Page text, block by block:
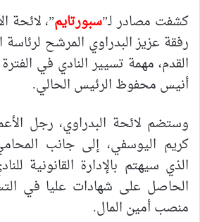
كشفت مصادر لـ”سبورتايم”، لائحة
رفقة عزيز البدراوي المرشح لرئاسة
القدم، مهمة تسيير النادي في
أنيس محفوظ الرئيس الحالي.
وستضم لائحة البدراوي، رجل
كريم اليوسفي، إلى جانب
الذي سيهتم بالإدارة القانونية
الحاصل على شهادات عليا في
منصب أمين المال.